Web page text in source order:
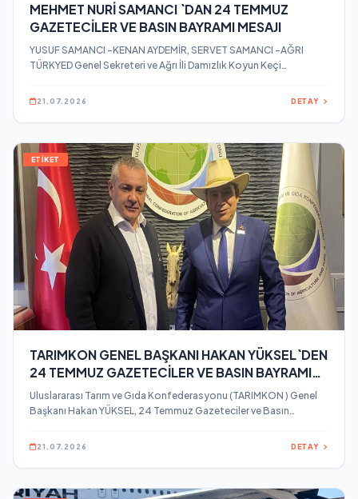
MEHMET NURİ SAMANCI `DAN 24 TEMMUZ
GAZETECİLER VE BASIN BAYRAMI MESAJI
YUSUF SAMANCI –KENAN AYDEMİR, SERVET SAMANCI –AĞRI
TÜRKYED Genel Sekreteri ve Ağrı İli Damızlık Koyun Keçi
Gazeteciler ve Basın Bayramı dolayısıyla bir mesaj yayınladı.
21.07.2026 DETAY
ETİKET
TARIMKON GENEL BAŞKANI HAKAN YÜKSEL`DEN
24 TEMMUZ GAZETECİLER VE BASIN BAYRAMI
MESAJI
Uluslararası Tarım ve Gıda Konfederasyonu (TARIMKON ) Genel
Başkanı Hakan YÜKSEL, 24 Temmuz Gazeteciler ve Basın
21.07.2026 DETAY